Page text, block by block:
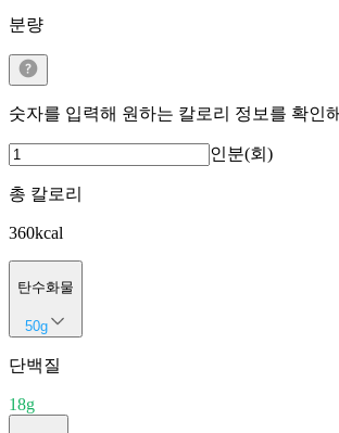
분량
숫자를 입력해 원하는 칼로리 정보를 확인
인분(회)
총 칼로리
360kcal
탄수화물
50g
단백질
18g